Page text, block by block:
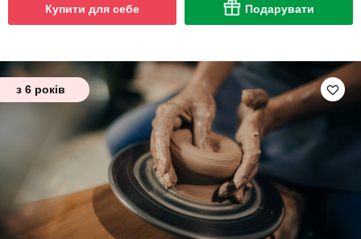
Купити для себе Подарувати
з 6 років